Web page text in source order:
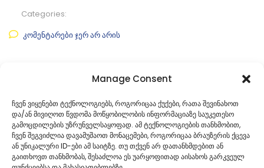
Manage Consent
ჩვენ ვიყენებთ ტექნოლოგიებს, როგორიცაა ქუქები, რათა შევინახოთ
და/ან მივიღოთ წვდომა მოწყობილობის ინფორმაციაზე საუკეთესო
გამოცდილების უზრუნველსაყოფად. ამ ტექნოლოგიების თანხმობით,
ჩვენ შეგვიძლია დავამუშაოთ მონაცემები, როგორიცაა ბრაუზერის ქცევა
ან უნიკალური ID-ები ამ საიტზე. თუ თქვენ არ დათანხმდებით ან
გაითხოვთ თანხმობას, შესაძლოა ეს უარყოფითად აისახოს გარკვეულ
Categories:
კომენტარები ჯერ არ არის
ფაილის ნახვა
ფაილის ტიპი:pdf
კატეგორიასაკრებულოს პროექტები